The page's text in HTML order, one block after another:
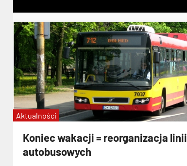
Koniec wakacji = reorganizacja linii
autobusowych
Aktualności